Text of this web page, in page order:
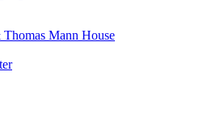
Mann House